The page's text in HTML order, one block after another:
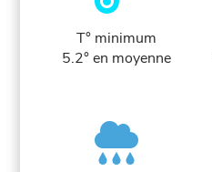
T° minimum
5.2° en moyenne